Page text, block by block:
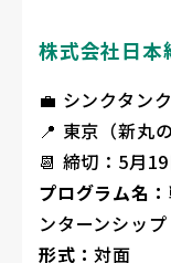
株式会社日本
💼 シンクタン
📍 東京（新丸
📆 締切：5月
プログラム名：
ンターンシップ
形式：対面